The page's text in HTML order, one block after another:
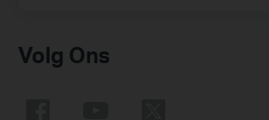
Volg Ons